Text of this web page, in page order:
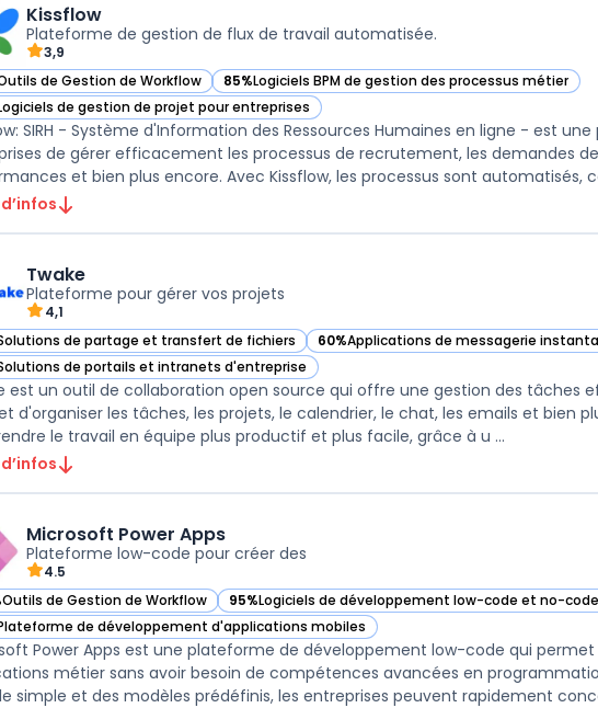
Kissflow
Plateforme de gestion de flux de travail automatisée.
3,9
de Gestion de Workflow
Kissflow dans cette catégorie 85%Logiciels BPM de gestion des processus métier
— voir Kissflow dans cette catégorie
de gestion de projet pour entreprises
Kissflow dans cette catégorie
SIRH - Système d'Information des Ressources Humaines en ligne - est
de gérer efficacement les processus de recrutement, les demandes
et bien plus encore. Avec Kissflow, les processus sont automatisés,
Twake
Plateforme pour gérer vos projets
4,1
de partage et transfert de fichiers
Twake dans cette catégorie 60%Applications de messagerie
— voir Twake dans cette catégorie
de portails et intranets d'entreprise
Twake dans cette catégorie
est un outil de collaboration open source qui offre une gestion des tâches
d'organiser les tâches, les projets, le calendrier, le chat, les emails et bien
le travail en équipe plus productif et plus facile, grâce à u ...
Microsoft Power Apps
Plateforme low-code pour créer des
4.5
Outils de Gestion de Workflow
Microsoft Power Apps dans cette catégorie
95%Logiciels de développement low-code et no-code
— voir Microsoft Power Apps dans cette catégorie
de développement d'applications mobiles
Microsoft Power Apps dans cette catégorie
Power Apps est une plateforme de développement low-code qui
métier sans avoir besoin de compétences avancées en
simple et des modèles prédéfinis, les entreprises peuvent rapidement